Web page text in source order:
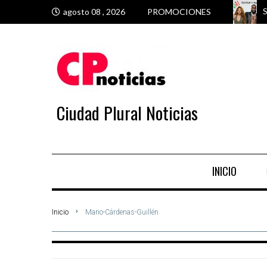
agosto 08 , 2026 PROMOCIONES
Ciudad Plural Noticias
INICIO
Inicio Mario-Cárdenas-Guillén